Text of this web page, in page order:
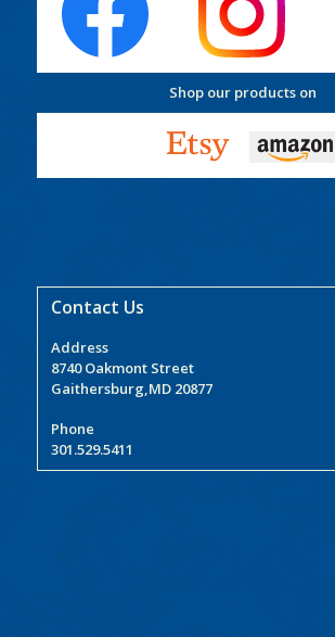
Shop our products on
Contact Us
Address
8740 Oakmont Street
Gaithersburg,MD 20877
Phone
301.529.5411